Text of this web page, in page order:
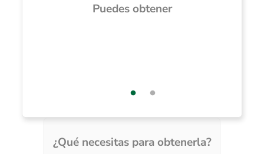
Puedes obtener
¿Qué necesitas para obtenerla?